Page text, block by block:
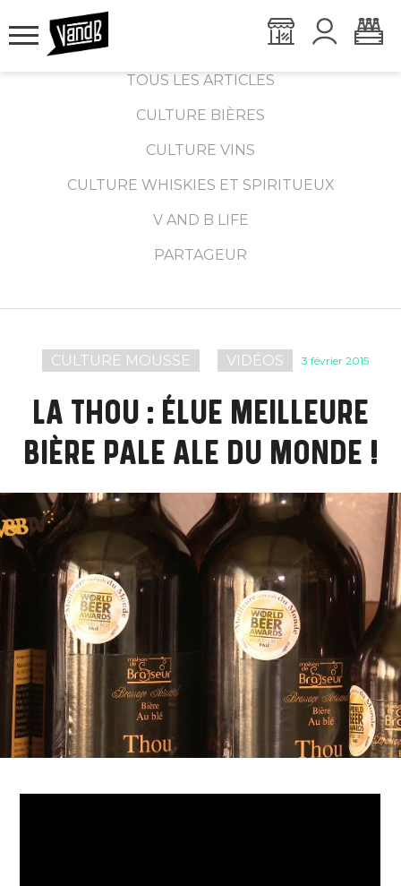
TOUS LES ARTICLES
CULTURE BIÈRES
CULTURE VINS
CULTURE WHISKIES ET SPIRITUEUX
V AND B LIFE
PARTAGEUR
CULTURE MOUSSE VIDÉOS 3 février 2015
LA THOU : ÉLUE MEILLEURE
BIÈRE PALE ALE DU MONDE !